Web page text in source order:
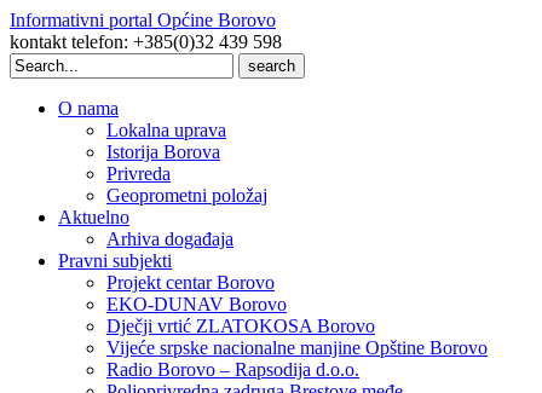
Informativni portal Općine Borovo
kontakt telefon: +385(0)32 439 598
Search
for:
O nama
Lokalna uprava
Istorija Borova
Privreda
Geoprometni položaj
Aktuelno
Arhiva događaja
Pravni subjekti
Projekt centar Borovo
EKO-DUNAV Borovo
Dječji vrtić ZLATOKOSA Borovo
Vijeće srpske nacionalne manjine Opštine Borovo
Radio Borovo – Rapsodija d.o.o.